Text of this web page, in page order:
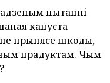
пытанні
капуста
не прынясе шкоды,
прадуктам. Чым